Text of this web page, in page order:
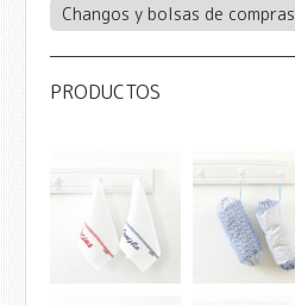
Changos y bolsas de compras
PRODUCTOS